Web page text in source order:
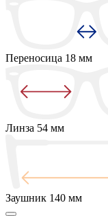
Переносица 18 мм
Линза 54 мм
Заушник 140 мм